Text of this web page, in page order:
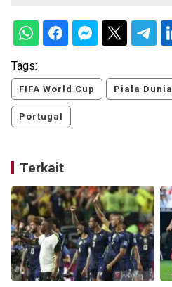
Tags:
FIFA World Cup Piala Dunia
Portugal
Terkait